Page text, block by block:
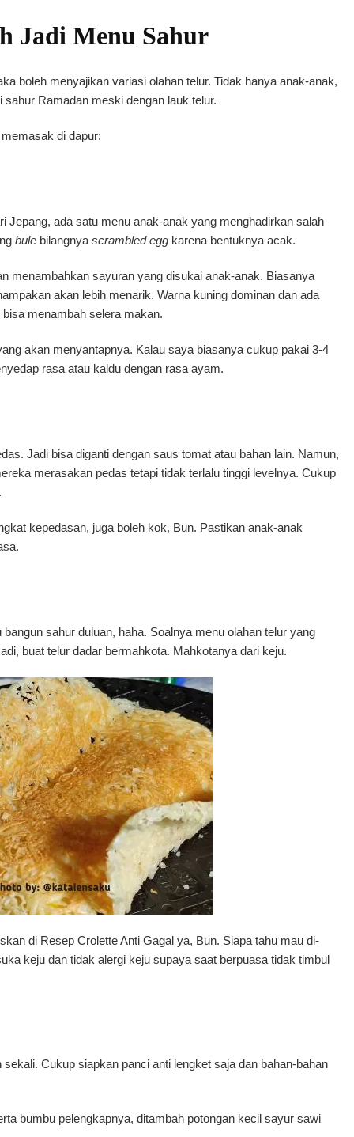
Jadi Menu Sahur
boleh menyajikan variasi olahan telur. Tidak hanya anak-anak,
Ramadan meski dengan lauk telur.
di dapur:
Jepang, ada satu menu anak-anak yang menghadirkan salah
bule bilangnya scrambled egg karena bentuknya acak.
menambahkan sayuran yang disukai anak-anak. Biasanya
akan lebih menarik. Warna kuning dominan dan ada
menambah selera makan.
akan menyantapnya. Kalau saya biasanya cukup pakai 3-4
rasa atau kaldu dengan rasa ayam.
Jadi bisa diganti dengan saus tomat atau bahan lain. Namun,
merasakan pedas tetapi tidak terlalu tinggi levelnya. Cukup
kepedasan, juga boleh kok, Bun. Pastikan anak-anak
sahur duluan, haha. Soalnya menu olahan telur yang
buat telur dadar bermahkota. Mahkotanya dari keju.
di Resep Crolette Anti Gagal ya, Bun. Siapa tahu mau di-
keju dan tidak alergi keju supaya saat berpuasa tidak timbul
Cukup siapkan panci anti lengket saja dan bahan-bahan
bumbu pelengkapnya, ditambah potongan kecil sayur sawi